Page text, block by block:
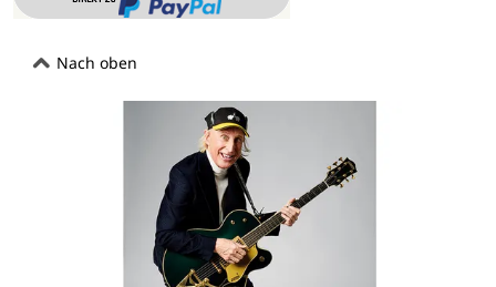
Nach oben